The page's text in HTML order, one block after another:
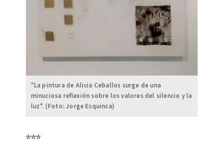
"La pintura de Alicia Ceballos surge de una
minuciosa reflexión sobre los valores del silencio y la
luz". (Foto: Jorge Esquinca)
***